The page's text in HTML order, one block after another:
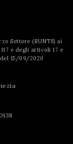
Settore (RUNTS) ai
e degli articoli 17 e
15/09/2020